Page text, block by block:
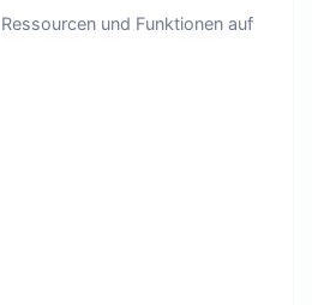
und Funktionen auf